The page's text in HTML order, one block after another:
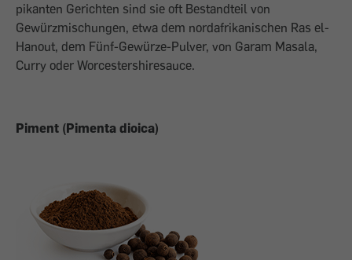
pikanten Gerichten sind sie oft Bestandteil von
Gewürzmischungen, etwa dem nordafrikanischen Ras el-
Hanout, dem Fünf-Gewürze-Pulver, von Garam Masala,
Curry oder Worcestershiresauce.
Piment (Pimenta dioica)